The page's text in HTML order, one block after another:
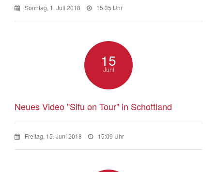
Sonntag, 1. Juli 2018 15:35 Uhr
15
Juni
Neues Video "Sifu on Tour" in Schottland
Freitag, 15. Juni 2018 15:09 Uhr